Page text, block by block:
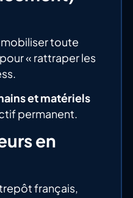
toute
« rattraper les
et matériels
permanent.
en
français,